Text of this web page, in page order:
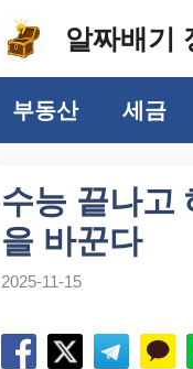
알짜배기
부동산 세금
수능 끝나고
을 바꾼다
2025-11-15